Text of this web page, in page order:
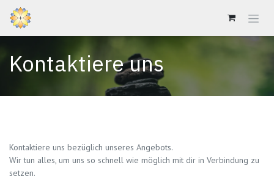
Zum Inhalt springen
Kontaktiere uns
Kontaktiere uns bezüglich unseres Angebots.
Wir tun alles, um uns so schnell wie möglich mit dir in Verbindung zu
setzen.